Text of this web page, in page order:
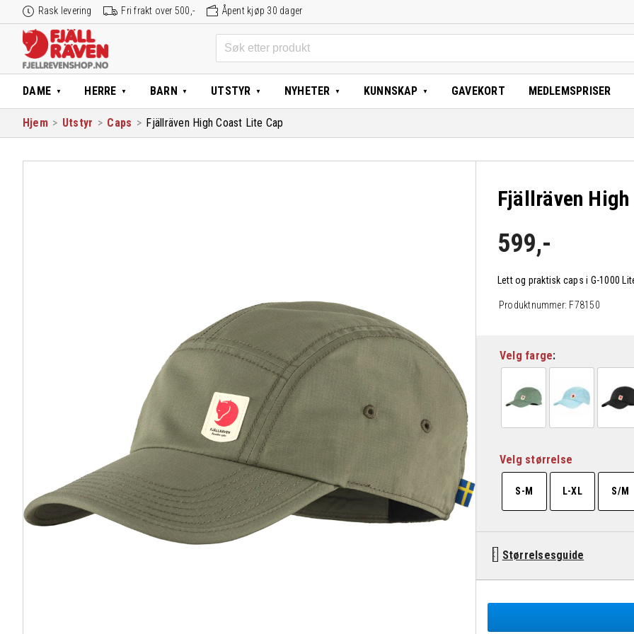
Hopp
til
innhold
Rask levering Fri frakt over 500,- Åpent kjøp 30 dager
Søk
etter:
DAME HERRE BARN UTSTYR NYHETER KUNNSKAP GAVEKORT MEDLEMSPRISER
Hjem > Utstyr > Caps > Fjällräven High Coast Lite Cap
Fjällräven
599,-
Lett og praktisk caps i G-1000
Produktnummer: F78150
Velg farge
Velg størrelse
S-M L-XL S/M
Størrelsesguide